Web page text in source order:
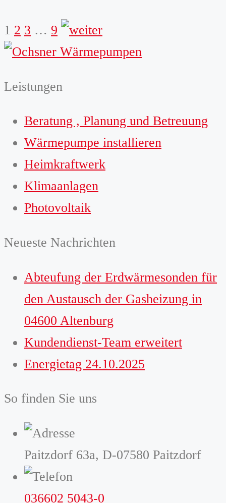
1 2 3 … 9 weiter
Leistungen
Beratung , Planung und Betreuung
Wärmepumpe installieren
Heimkraftwerk
Klimaanlagen
Photovoltaik
Neueste Nachrichten
Abteufung der Erdwärmesonden für
den Austausch der Gasheizung in
04600 Altenburg
Kundendienst-Team erweitert
Energietag 24.10.2025
So finden Sie uns
Paitzdorf 63a, D-07580 Paitzdorf
036602 5043-0